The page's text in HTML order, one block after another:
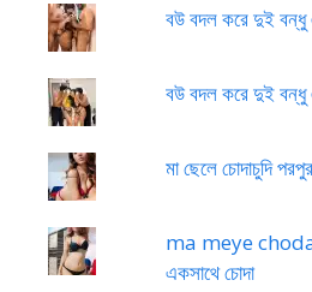
বউ বদল করে দুই বন্ধু
বউ বদল করে দুই বন্ধু
মা ছেলে চোদাচুদি
ma meye choda
একসাথে চোদা